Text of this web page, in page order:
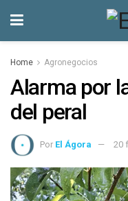
Home Agronegocios
Alarma por
del peral
Por El Ágora 20